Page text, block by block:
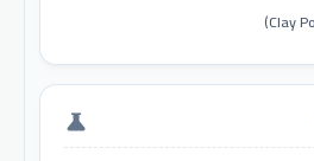
science